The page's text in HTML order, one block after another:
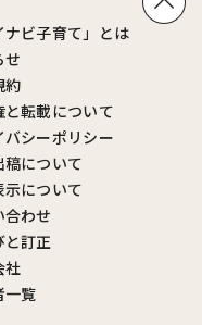
ナビ子育て」とは
せ
約
と転載について
バシーポリシー
稿について
示について
合わせ
と訂正
社
一覧